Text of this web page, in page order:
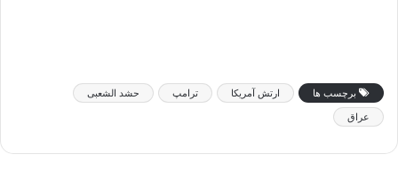
برچسب ها ارتش آمریکا ترامپ حشد الشعبی
عراق